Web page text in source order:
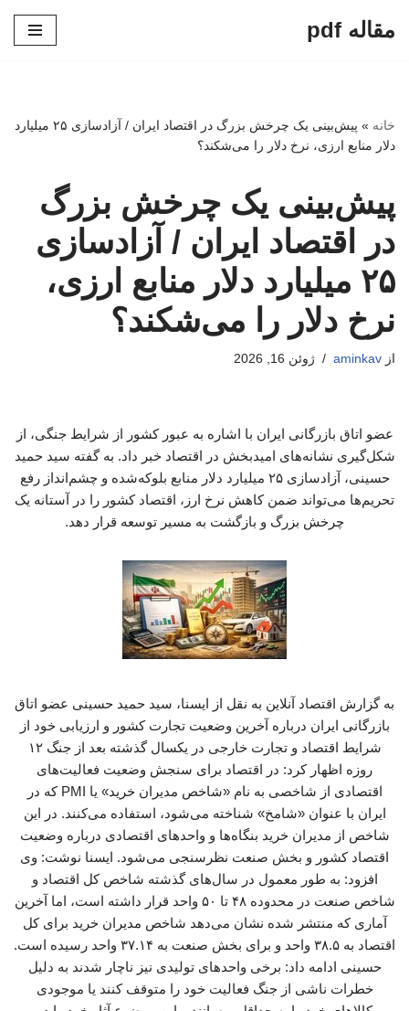
مقاله pdf
خانه »
پیش‌بینی یک چرخش بزرگ در اقتصاد ایران / آزادسازی ۲۵ میلیارد
دلار منابع ارزی، نرخ دلار را می‌شکند؟
پیش‌بینی یک چرخش بزرگ
در اقتصاد ایران / آزادسازی
۲۵ میلیارد دلار منابع ارزی،
نرخ دلار را می‌شکند؟
از aminkav ژوئن 16, 2026
عضو اتاق بازرگانی ایران با اشاره به عبور کشور از شرایط جنگی، از
شکل‌گیری نشانه‌های امیدبخش در اقتصاد خبر داد. به گفته سید حمید
حسینی، آزادسازی ۲۵ میلیارد دلار منابع بلوکه‌شده و چشم‌انداز رفع
تحریم‌ها می‌تواند ضمن کاهش نرخ ارز، اقتصاد کشور را در آستانه یک
چرخش بزرگ و بازگشت به مسیر توسعه قرار دهد.
به گزارش اقتصاد آنلاین به نقل از ایسنا، سید حمید حسینی عضو اتاق
بازرگانی ایران درباره آخرین وضعیت تجارت کشور و ارزیابی خود از
شرایط اقتصاد و تجارت خارجی در یکسال گذشته بعد از جنگ ۱۲
روزه اظهار کرد: در اقتصاد برای سنجش وضعیت فعالیت‌های
اقتصادی از شاخصی به نام «شاخص مدیران خرید» یا PMI که در
ایران با عنوان «شامخ» شناخته می‌شود، استفاده می‌کنند. در این
شاخص از مدیران خرید بنگاه‌ها و واحدهای اقتصادی درباره وضعیت
اقتصاد کشور و بخش صنعت نظرسنجی می‌شود. ایسنا نوشت: وی
افزود: به طور معمول در سال‌های گذشته شاخص کل اقتصاد و
شاخص صنعت در محدوده ۴۸ تا ۵۰ واحد قرار داشته است، اما آخرین
آماری که منتشر شده نشان می‌دهد شاخص مدیران خرید برای کل
اقتصاد به ۳۸.۵ واحد و برای بخش صنعت به ۳۷.۱۴ واحد رسیده است.
حسینی ادامه داد: برخی واحدهای تولیدی نیز ناچار شدند به دلیل
خطرات ناشی از جنگ فعالیت خود را متوقف کنند یا موجودی